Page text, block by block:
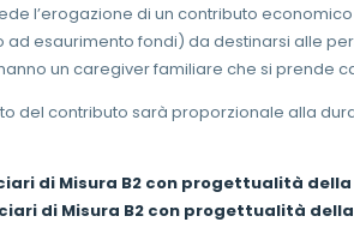
l’erogazione di un contributo economico
ad esaurimento fondi) da destinarsi alle
un caregiver familiare che si prende
del contributo sarà proporzionale alla
di Misura B2 con progettualità
di Misura B2 con progettualità